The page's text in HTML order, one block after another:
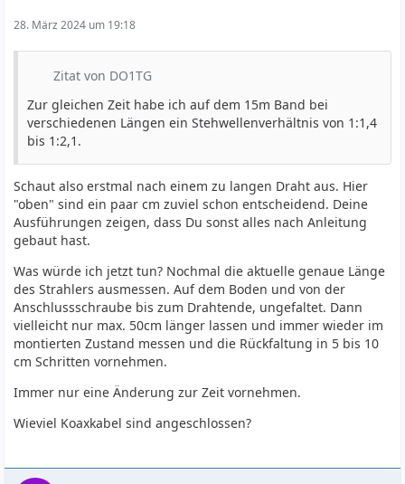
28. März 2024 um 19:18
Zitat von DO1TG
Zur gleichen Zeit habe ich auf dem 15m Band bei
verschiedenen Längen ein Stehwellenverhältnis von 1:1,4
bis 1:2,1.
Schaut also erstmal nach einem zu langen Draht aus. Hier
"oben" sind ein paar cm zuviel schon entscheidend. Deine
Ausführungen zeigen, dass Du sonst alles nach Anleitung
gebaut hast.
Was würde ich jetzt tun? Nochmal die aktuelle genaue Länge
des Strahlers ausmessen. Auf dem Boden und von der
Anschlussschraube bis zum Drahtende, ungefaltet. Dann
vielleicht nur max. 50cm länger lassen und immer wieder im
montierten Zustand messen und die Rückfaltung in 5 bis 10
cm Schritten vornehmen.
Immer nur eine Änderung zur Zeit vornehmen.
Wieviel Koaxkabel sind angeschlossen?